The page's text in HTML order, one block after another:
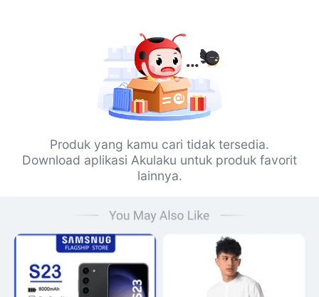
Produk yang kamu cari tidak tersedia.
Download aplikasi Akulaku untuk produk favorit
lainnya.